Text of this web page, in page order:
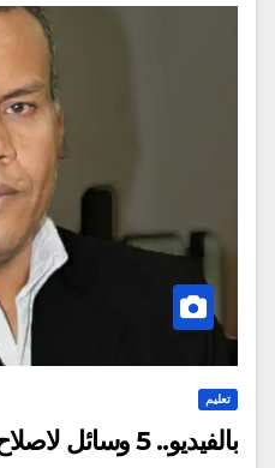
تعليم
بالفيديو.. 5 وسائل لاصلاح التعليم